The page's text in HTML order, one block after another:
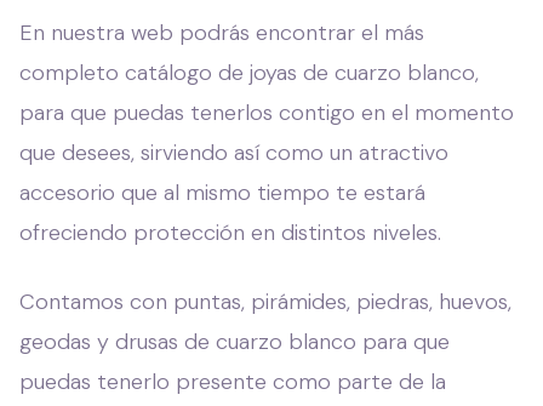
En nuestra web podrás encontrar el más
completo catálogo de joyas de cuarzo blanco,
para que puedas tenerlos contigo en el momento
que desees, sirviendo así como un atractivo
accesorio que al mismo tiempo te estará
ofreciendo protección en distintos niveles.
Contamos con puntas, pirámides, piedras, huevos,
geodas y drusas de cuarzo blanco para que
puedas tenerlo presente como parte de la